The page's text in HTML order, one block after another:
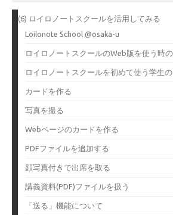
(6) ロイロノートスクールを活用してみる
Loilonote School @osaka-u
ロイロノートスクールのWeb版を使う時
ロイロノートスクールを初めて使う学生
カードを作る
写真を撮る
Webページのカードを作る
PDFファイルを追加する
顔写真付きで出席を取る
講義資料(PDF)ファイルを扱う
「送る」機能について